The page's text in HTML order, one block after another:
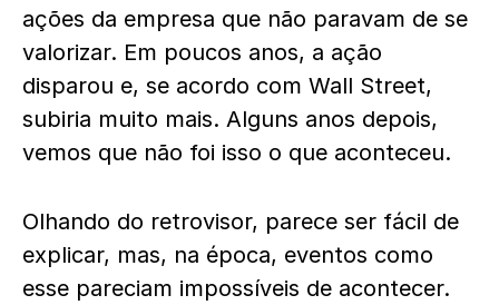
ações da empresa que não paravam de se
valorizar. Em poucos anos, a ação
disparou e, se acordo com Wall Street,
subiria muito mais. Alguns anos depois,
vemos que não foi isso o que aconteceu.
Olhando do retrovisor, parece ser fácil de
explicar, mas, na época, eventos como
esse pareciam impossíveis de acontecer.